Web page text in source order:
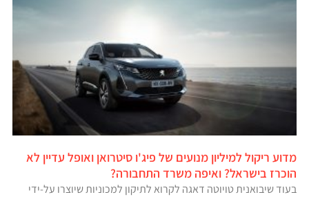
מדוע ריקול למיליון מנועים של פיג'ו סיטרואן ואופל עדיין לא
הוכרז בישראל? ואיפה משרד התחבורה?
בעוד שיבואנית טויוטה דאגה לקרוא לתיקון למכוניות שיוצרו על-ידי